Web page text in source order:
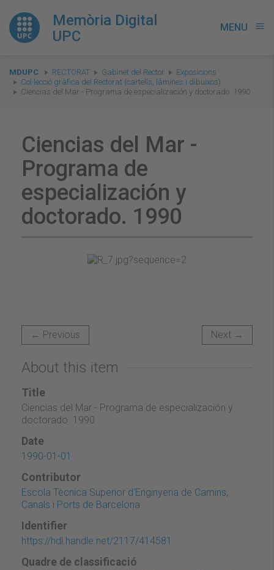
Memòria Digital
UPC
MENU menu
You
are
here:
MDUPC RECTORAT Gabinet del Rector
Exposicions
Col·lecció gràfica del Rectorat (cartells, làmines i dibuixos)
Ciencias del Mar - Programa de especialización y doctorado. 1990
Ciencias del Mar -
Programa de
especialización y
doctorado. 1990
← Previous Next →
About this item
Title
Ciencias del Mar - Programa de especialización y
doctorado. 1990
Date
1990-01-01
Contributor
Escola Tècnica Superior d'Enginyeria de Camins,
Canals i Ports de Barcelona
Identifier
https://hdl.handle.net/2117/414581
Quadre de classificació